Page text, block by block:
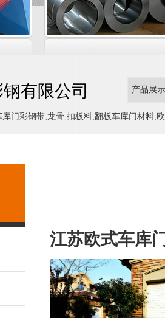
有限公司
门彩钢带,龙骨,扣板料,翻板车库门材料,
江苏欧式车库